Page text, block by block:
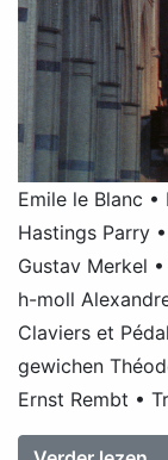
Emile le Blanc
Hastings Parry
Gustav Merkel
h-moll
Claviers et
gewichen
Ernst Rembt •